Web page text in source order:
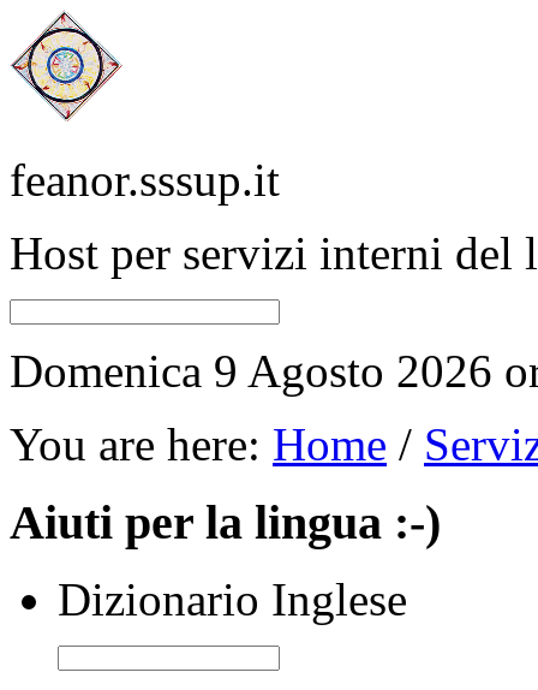
feanor.sssup.it
Host per servizi interni del
Domenica 9 Agosto 2026
You are here: Home /
Aiuti per la lingua :-)
Dizionario Inglese